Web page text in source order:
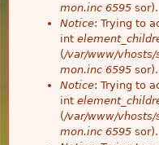
mon.inc 6595 sor).
Notice: Trying to
int
(/var/www/vhosts/
mon.inc 6595 sor).
Notice: Trying to
int
(/var/www/vhosts/
mon.inc 6595 sor).